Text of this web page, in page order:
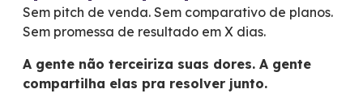
Sem pitch de venda. Sem comparativo de planos.
Sem promessa de resultado em X dias.
A gente não terceiriza suas dores. A gente
compartilha elas pra resolver junto.